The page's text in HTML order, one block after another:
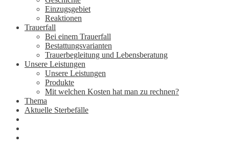
Einzugsgebiet
Reaktionen
Trauerfall
Bei einem Trauerfall
Bestattungsvarianten
Trauerbegleitung und Lebensberatung
Unsere Leistungen
Unsere Leistungen
Produkte
Mit welchen Kosten hat man zu rechnen?
Thema
Aktuelle Sterbefälle